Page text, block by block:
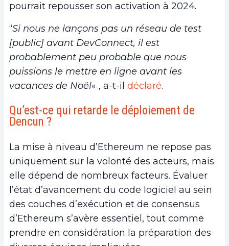
pourrait repousser son activation à 2024.
“Si nous ne lançons pas un réseau de test
[public] avant DevConnect, il est
probablement peu probable que nous
puissions le mettre en ligne avant les
vacances de Noël« , a-t-il déclaré.
Qu’est-ce qui retarde le déploiement de
Dencun ?
La mise à niveau d’Ethereum ne repose pas
uniquement sur la volonté des acteurs, mais
elle dépend de nombreux facteurs. Évaluer
l’état d’avancement du code logiciel au sein
des couches d’exécution et de consensus
d’Ethereum s’avère essentiel, tout comme
prendre en considération la préparation des